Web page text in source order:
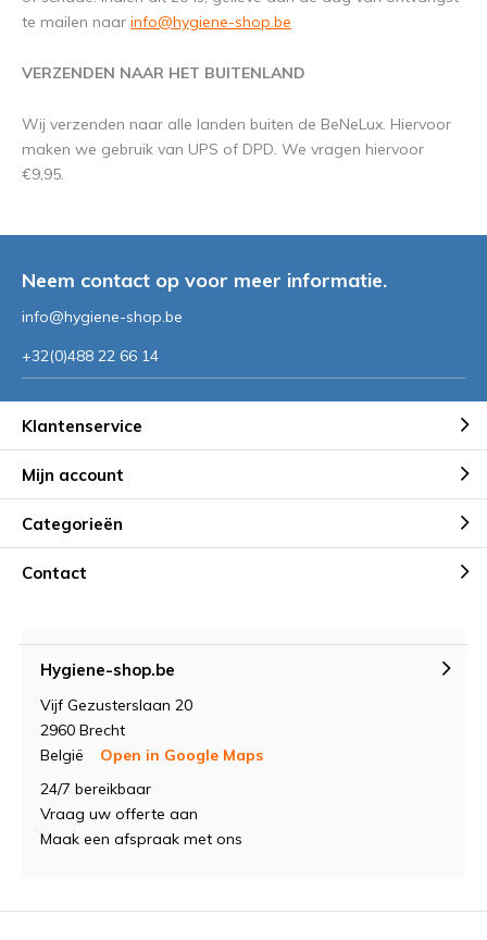
te mailen naar info@hygiene-shop.be
VERZENDEN NAAR HET BUITENLAND
Wij verzenden naar alle landen buiten de BeNeLux. Hiervoor
maken we gebruik van UPS of DPD. We vragen hiervoor
€9,95.
Neem contact op voor meer informatie.
info@hygiene-shop.be
+32(0)488 22 66 14
Klantenservice
Mijn account
Categorieën
Contact
Hygiene-shop.be
Vijf Gezusterslaan 20
2960 Brecht
België
Open in Google Maps
24/7 bereikbaar
Vraag uw offerte aan
Maak een afspraak met ons